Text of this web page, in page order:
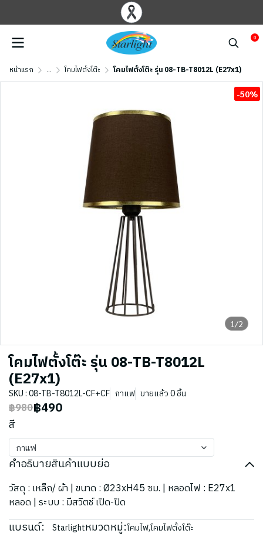
0
หน้าแรก ... โคมไฟตั้งโต๊ะ โคมไฟตั้งโต๊ะ รุ่น 08-TB-T8012L (E27x1)
1/2
-50%
โคมไฟตั้งโต๊ะ รุ่น 08-TB-T8012L
(E27x1)
SKU : 08-TB-T8012L-CF+CF กาแฟ ขายแล้ว 0 ชิ้น
฿980฿490
สี
กาแฟ
คำอธิบายสินค้าแบบย่อ
วัสดุ : เหล็ก/ ผ้า | ขนาด : Ø23xH45 ซม. | หลอดไฟ : E27x1
หลอด | ระบบ : มีสวิตช์ เปิด-ปิด
แบรนด์: Starlightหมวดหมู่:โคมไฟ,โคมไฟตั้งโต๊ะ